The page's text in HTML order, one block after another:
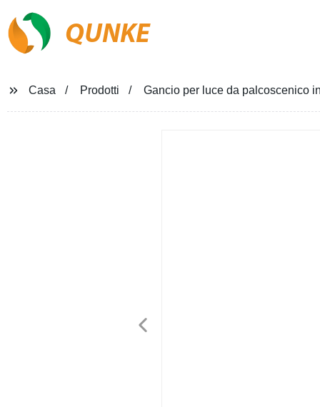
QUNKE
Casa Prodotti Gancio per luce da palcoscenico